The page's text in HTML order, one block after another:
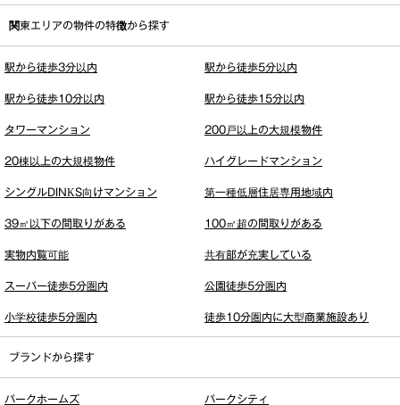
関東エリアの物件の特徴から探す
駅から徒歩3分以内 駅から徒歩5分以内
駅から徒歩10分以内 駅から徒歩15分以内
タワーマンション 200戸以上の大規模物件
20棟以上の大規模物件 ハイグレードマンション
シングルDINKS向けマンション 第一種低層住居専用地域内
39㎡以下の間取りがある 100㎡超の間取りがある
実物内覧可能 共有部が充実している
スーパー徒歩5分圏内 公園徒歩5分圏内
小学校徒歩5分圏内 徒歩10分圏内に大型商業施設あり
ブランドから探す
パークホームズ パークシティ